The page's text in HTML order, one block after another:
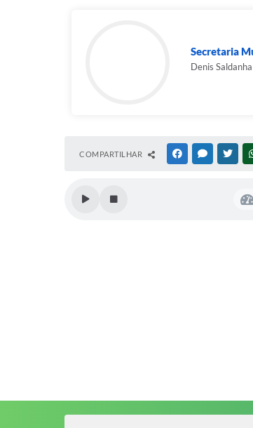
Secretaria
Denis Saldanha
COMPARTILHAR FACEBOOKMESSENGER